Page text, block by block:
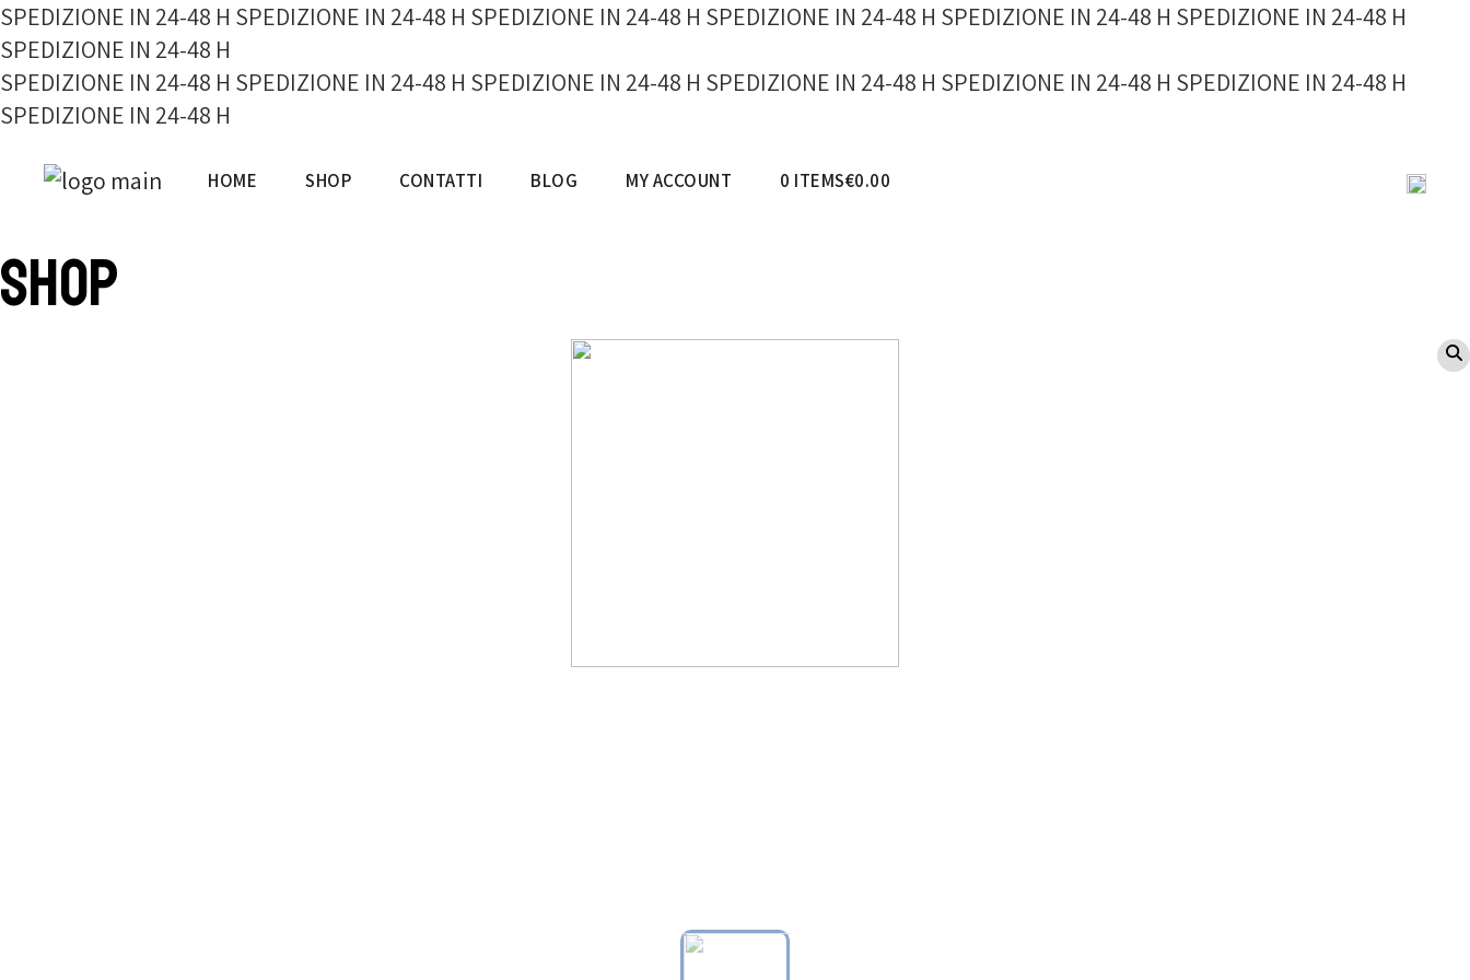
SPEDIZIONE IN 24-48 H SPEDIZIONE IN 24-48 H SPEDIZIONE IN 24-48 H SPEDIZIONE IN 24-48 H SPEDIZIONE IN 24-48 H SPEDIZIONE IN 24-48 H
SPEDIZIONE IN 24-48 H
SPEDIZIONE IN 24-48 H SPEDIZIONE IN 24-48 H SPEDIZIONE IN 24-48 H SPEDIZIONE IN 24-48 H SPEDIZIONE IN 24-48 H SPEDIZIONE IN 24-48 H
SPEDIZIONE IN 24-48 H
HOME SHOP CONTATTI BLOG MY ACCOUNT 0 ITEMS€0.00
Shop